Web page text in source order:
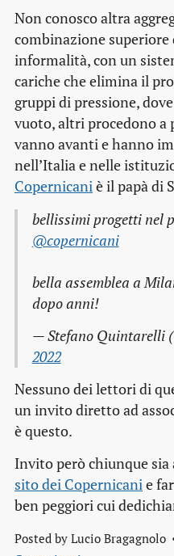
Non conosco altra
combinazione superiore
informalità, con un
cariche che elimina il
gruppi di pressione,
vuoto, altri procedono a
vanno avanti e hanno
nell’Italia e nelle
Copernicaniè il papà di
bellissimi progetti nel
@copernicani
bella assemblea a
dopo anni!
— Stefano Quintarelli
2022
Nessuno dei lettori di
un invito diretto ad
è questo.
Invito però chiunque
sito dei Copernicanie
ben peggiori cui
Posted by Lucio Bragagnolo